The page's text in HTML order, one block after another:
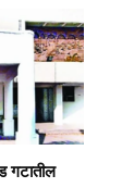
गटातील